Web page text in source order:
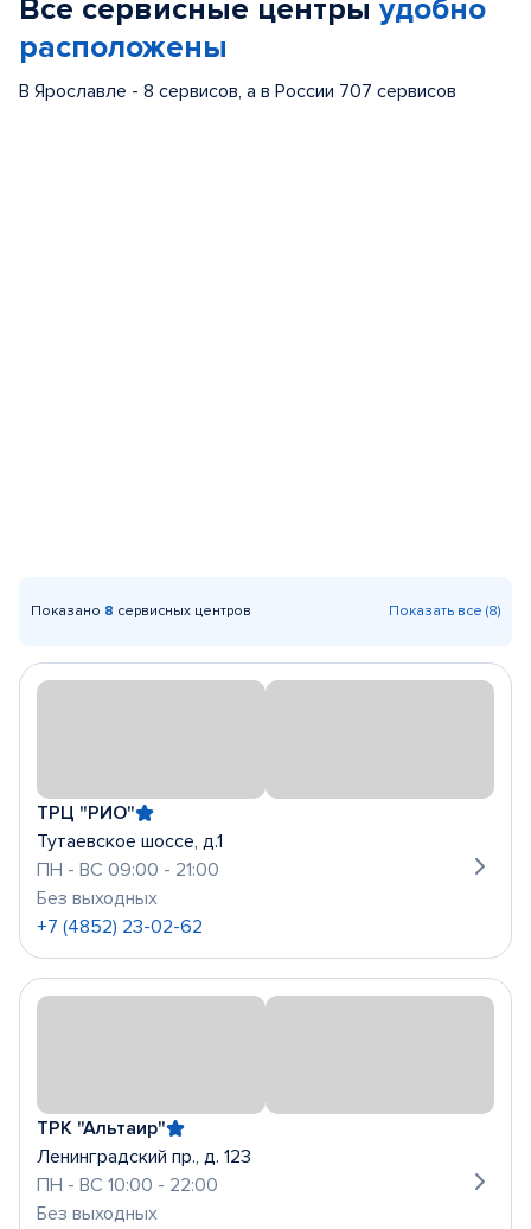
Все сервисные центры удобно
расположены
В Ярославле - 8 сервисов, а в России 707 сервисов
Показано 8 сервисных центров Показать все (8)
ТРЦ "РИО"
Тутаевское шоссе, д.1
ПН - ВС 09:00 - 21:00
Без выходных
+7 (4852) 23-02-62
ТРК "Альтаир"
Ленинградский пр., д. 123
ПН - ВС 10:00 - 22:00
Без выходных